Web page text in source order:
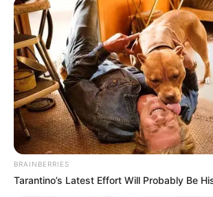
BRAINBERRIES
Tarantino’s Latest Effort Will Probably Be